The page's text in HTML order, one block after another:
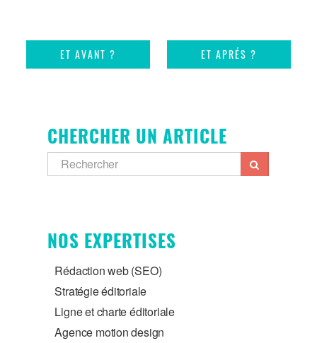
ET AVANT ? ET APRÉS ?
CHERCHER UN ARTICLE
NOS EXPERTISES
Rédaction web (SEO)
Stratégie éditoriale
Ligne et charte éditoriale
Agence motion design